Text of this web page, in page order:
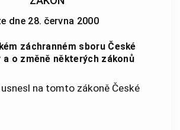
dne 28. června 2000
záchranném sboru České
a o změně některých zákonů
na tomto zákoně České